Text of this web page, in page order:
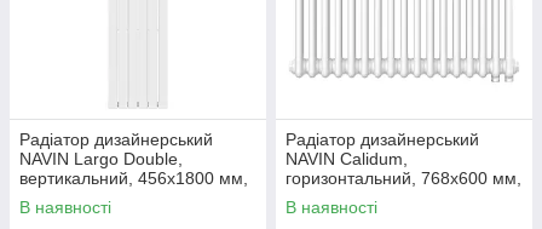
Радіатор дизайнерський
NAVIN Largo Double,
вертикальний, 456x1800 мм,
1386 Вт, бічне підключення,
білий
В наявності
Радіатор дизайнерський
NAVIN Calidum,
горизонтальний, 768x600 мм,
990 Вт, нижнє підключення 50
мм, білий
В наявності